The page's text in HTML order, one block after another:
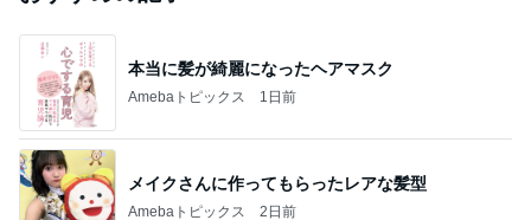
本当に髪が綺麗になったヘアマスク
Amebaトピックス 1日前
メイクさんに作ってもらったレアな髪型
Amebaトピックス 2日前